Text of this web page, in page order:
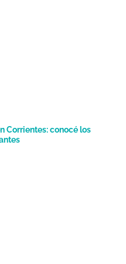
Corrientes: conocé los